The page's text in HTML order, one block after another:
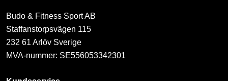
Budo & Fitness Sport AB
Staffanstorpsvägen 115
232 61 Arlöv Sverige
MVA-nummer: SE556053342301